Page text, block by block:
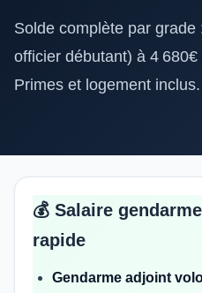
Solde complète par
officier débutant) à 4
Primes et logement inclus.
💰 Salaire
rapide
Gendarme adjoint